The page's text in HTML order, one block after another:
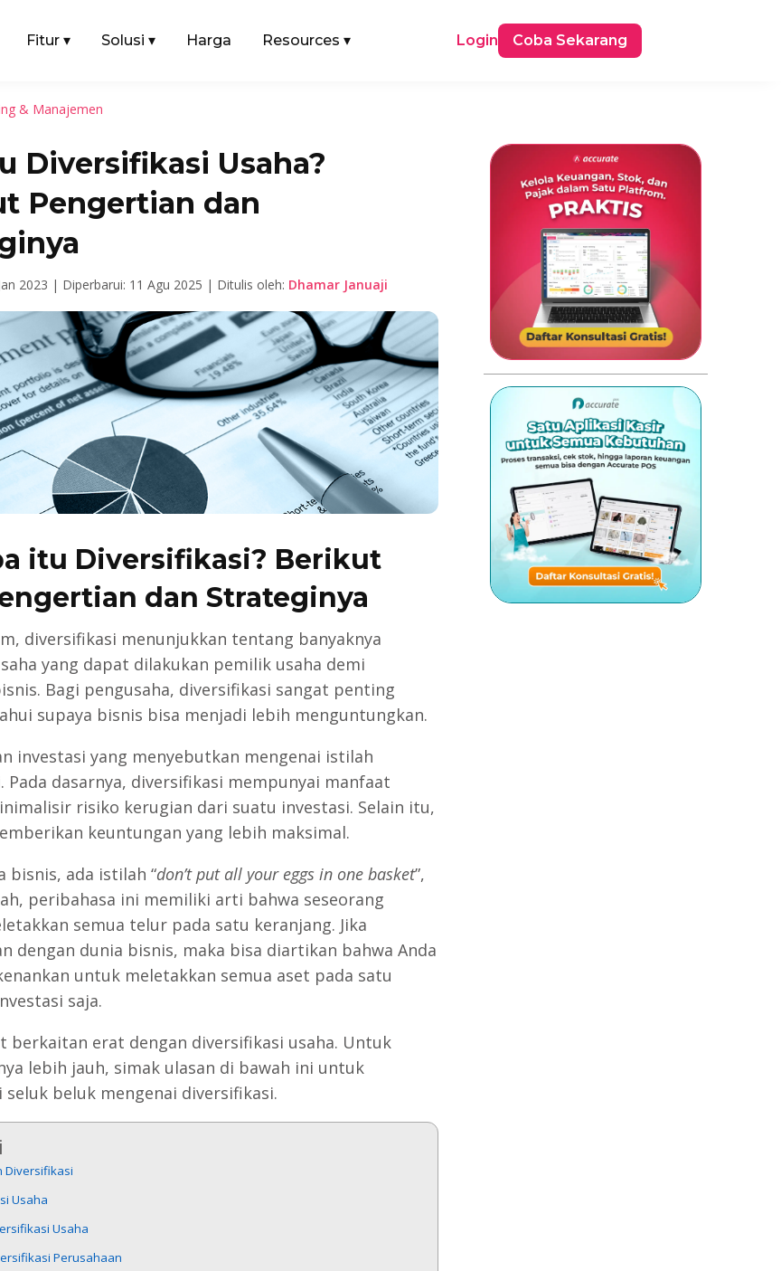
Fitur ▾ Solusi ▾ Harga Resources ▾ Login Coba Sekarang
& Manajemen
Diversifikasi Usaha?
Pengertian dan
2023 | Diperbarui: 11 Agu 2025 | Ditulis oleh: Dhamar Januaji
itu Diversifikasi? Berikut
dan Strateginya
diversifikasi menunjukkan tentang banyaknya
yang dapat dilakukan pemilik usaha demi
Bagi pengusaha, diversifikasi sangat penting
supaya bisnis bisa menjadi lebih menguntungkan.
investasi yang menyebutkan mengenai istilah
Pada dasarnya, diversifikasi mempunyai manfaat
risiko kerugian dari suatu investasi. Selain itu,
keuntungan yang lebih maksimal.
bisnis, ada istilah “don’t put all your eggs in one basket”,
peribahasa ini memiliki arti bahwa seseorang
semua telur pada satu keranjang. Jika
dengan dunia bisnis, maka bisa diartikan bahwa Anda
untuk meletakkan semua aset pada satu
saja.
berkaitan erat dengan diversifikasi usaha. Untuk
lebih jauh, simak ulasan di bawah ini untuk
seluk beluk mengenai diversifikasi.
Diversifikasi
Usaha
Usaha
Perusahaan